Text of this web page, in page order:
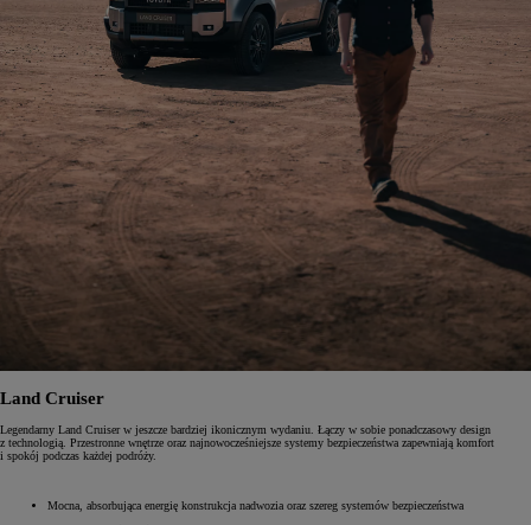
Land Cruiser
Legendarny Land Cruiser w jeszcze bardziej ikonicznym wydaniu. Łączy w sobie ponadczasowy design
z technologią. Przestronne wnętrze oraz najnowocześniejsze systemy bezpieczeństwa zapewniają komfort
i spokój podczas każdej podróży.
Mocna, absorbująca energię konstrukcja nadwozia oraz szereg systemów bezpieczeństwa